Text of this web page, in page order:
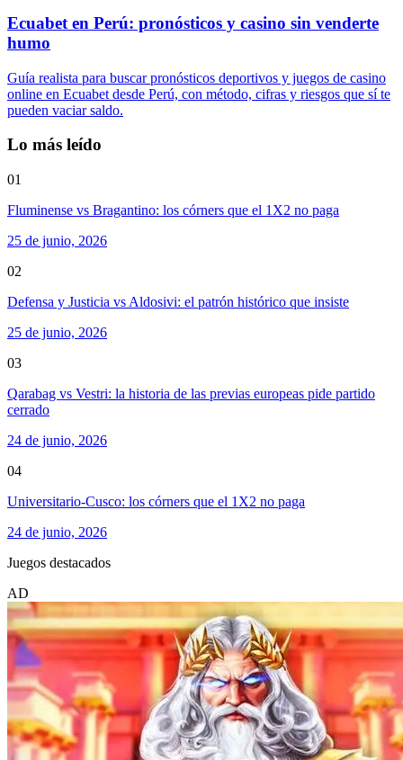
Ecuabet en Perú: pronósticos y casino sin venderte
humo
Guía realista para buscar pronósticos deportivos y juegos de casino
online en Ecuabet desde Perú, con método, cifras y riesgos que sí te
pueden vaciar saldo.
Lo más leído
01
Fluminense vs Bragantino: los córners que el 1X2 no paga
25 de junio, 2026
02
Defensa y Justicia vs Aldosivi: el patrón histórico que insiste
25 de junio, 2026
03
Qarabag vs Vestri: la historia de las previas europeas pide partido
cerrado
24 de junio, 2026
04
Universitario-Cusco: los córners que el 1X2 no paga
24 de junio, 2026
Juegos destacados
AD